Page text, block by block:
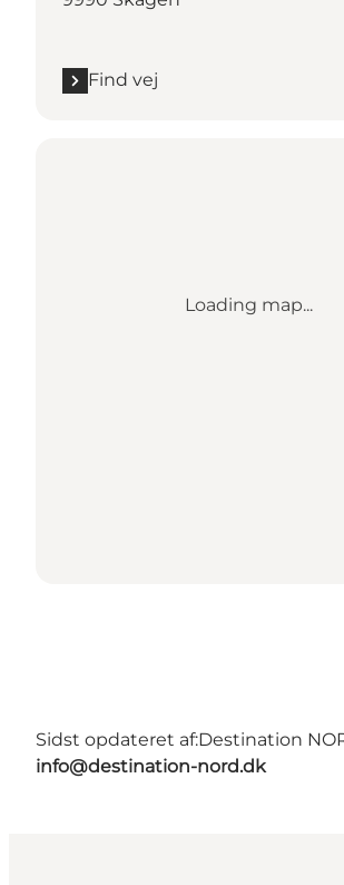
Find vej
Loading map...
Sidst opdateret af:Destination
info@destination-nord.dk